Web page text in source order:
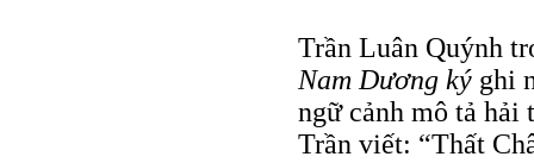
Trần Luân Quýnh
Nam Dương ký ghi
ngữ cảnh mô tả hải
Trần viết: “Thất